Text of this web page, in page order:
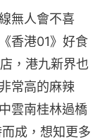
無人會不喜
香港01》好食
，港九新界也
常高的麻辣
雲南桂林過橋
成，想知更多